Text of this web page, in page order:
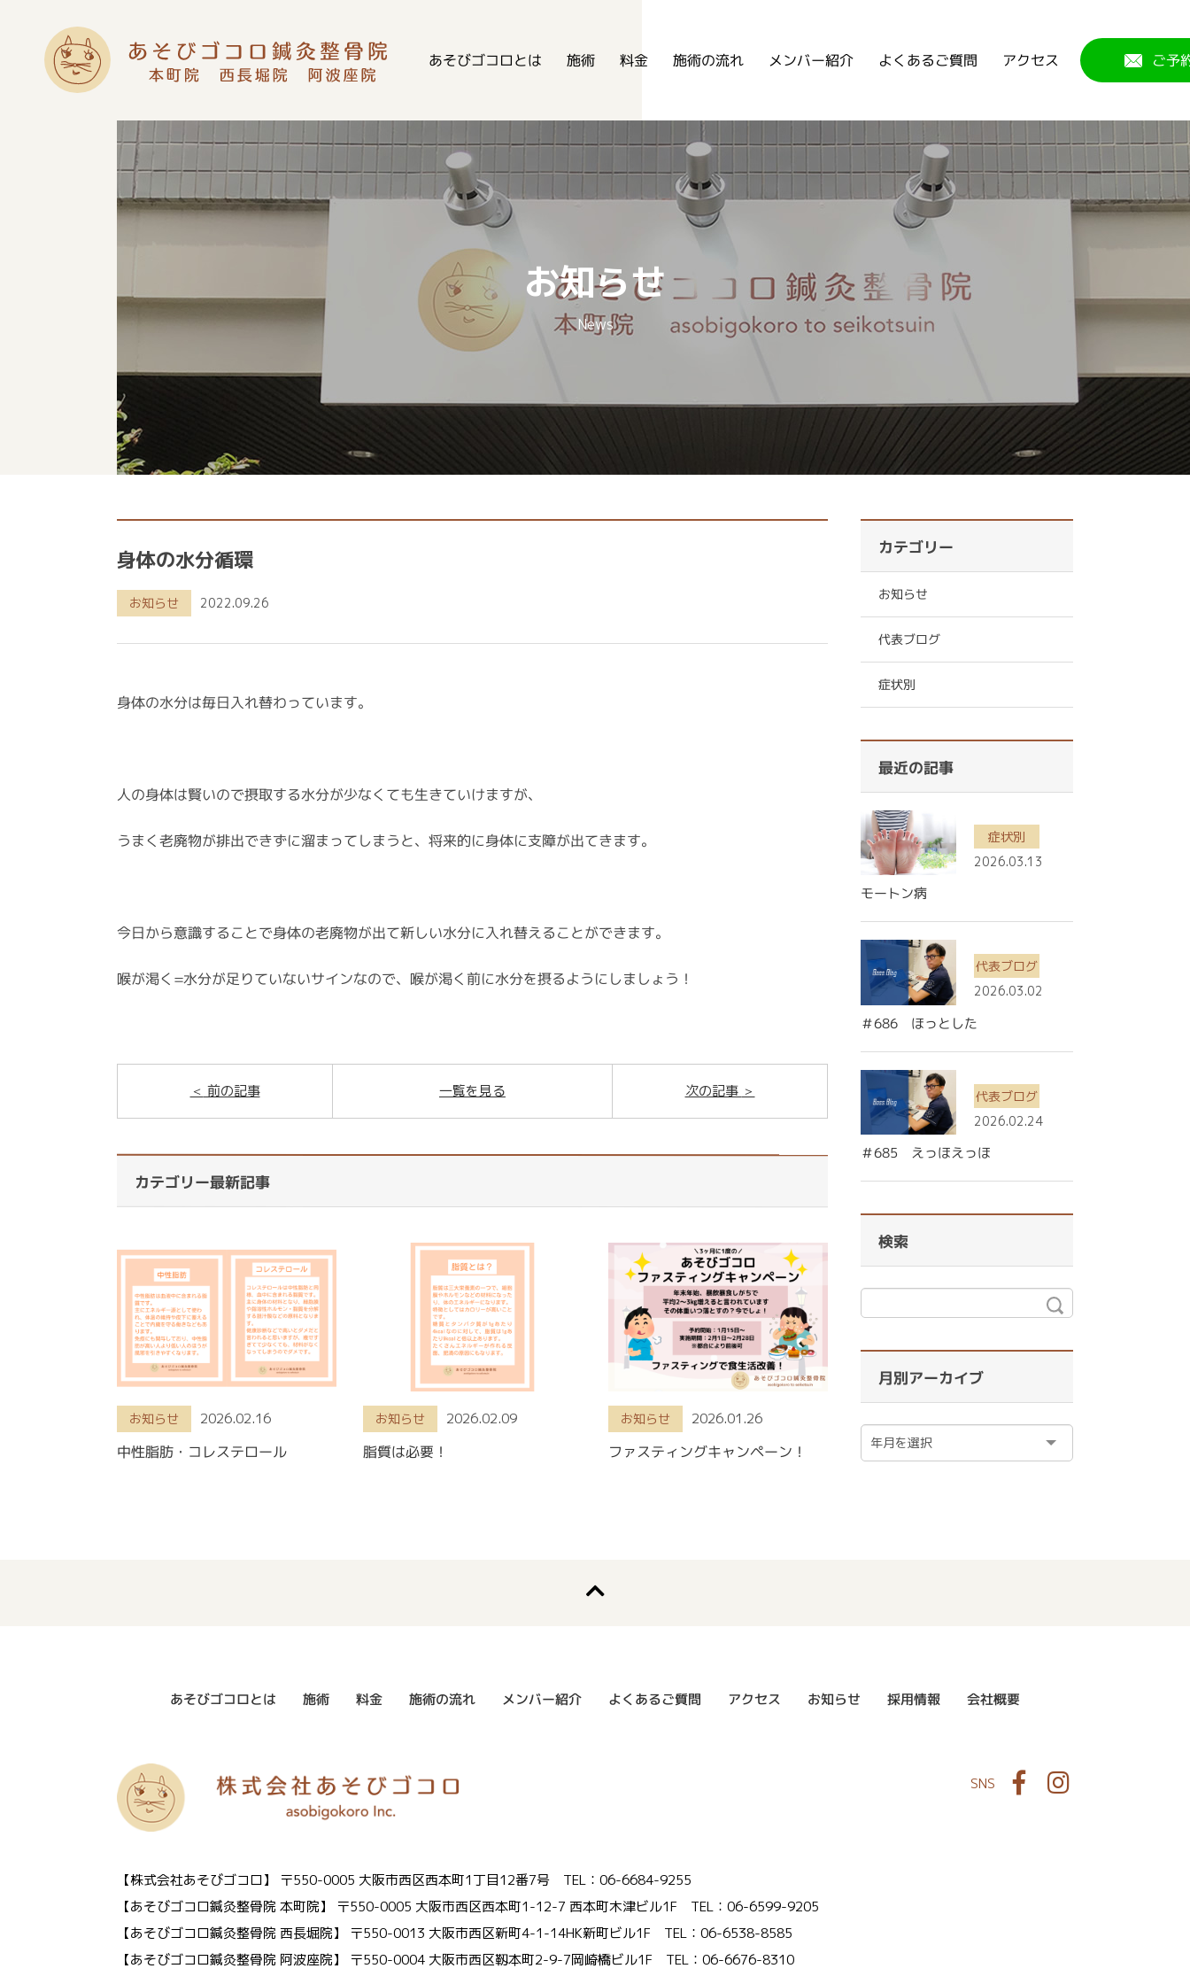
あそびゴコロとは 施術 料金 施術の流れ メンバー紹介 よくあるご質問 アクセス ご予
お知らせ
News
身体の水分循環
お知らせ 2022.09.26
身体の水分は毎日入れ替わっています。
人の身体は賢いので摂取する水分が少なくても生きていけますが、
うまく老廃物が排出できずに溜まってしまうと、将来的に身体に支障が出てきます。
今日から意識することで身体の老廃物が出て新しい水分に入れ替えることができます。
喉が渇く=水分が足りていないサインなので、喉が渇く前に水分を摂るようにしましょう！
前の記事 次の記事
一覧を見る
カテゴリー最新記事
お知らせ 2026.02.16
中性脂肪・コレステロール
お知らせ 2026.02.09
脂質は必要！
お知らせ 2026.01.26
ファスティングキャンペーン！
カテゴリー
お知らせ
代表ブログ
症状別
最近の記事
症状別
2026.03.13
モートン病
代表ブログ
2026.03.02
＃686 ほっとした
代表ブログ
2026.02.24
＃685 えっほえっほ
検索
月別アーカイブ
あそびゴコロとは 施術 料金 施術の流れ メンバー紹介 よくあるご質問 アクセス お知らせ 採用情報 会社概要
【株式会社あそびゴコロ】 〒550-0005 大阪市西区西本町1丁目12番7号 TEL：06-6684-9255
【あそびゴコロ鍼灸整骨院 本町院】
〒550-0005 大阪市西区西本町1-12-7 西本町木津ビル1F TEL：06-6599-9205
【あそびゴコロ鍼灸整骨院 西長堀院】
〒550-0013 大阪市西区新町4-1-14HK新町ビル1F TEL：06-6538-8585
【あそびゴコロ鍼灸整骨院 阿波座院】
〒550-0004 大阪市西区靱本町2-9-7岡崎橋ビル1F TEL：06-6676-8310
SNS Facebook